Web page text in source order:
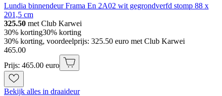
Lundia binnendeur Frama En 2A02 wit gegrondverfd stomp 88 x
201,5 cm
325.50 met Club Karwei
30% korting30% korting
30% korting, voordeelprijs: 325.50 euro met Club Karwei
465.00
Prijs: 465.00 euro
Bekijk alles in draaideur